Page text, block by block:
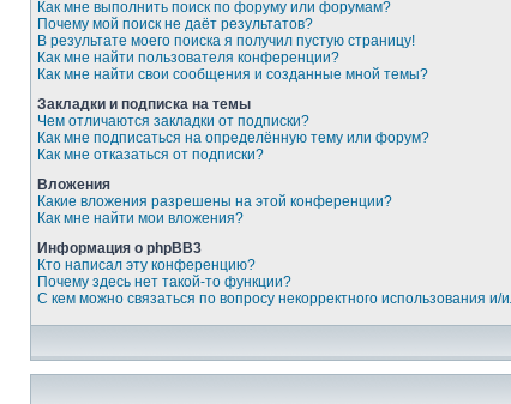
Как мне выполнить поиск по форуму или форумам?
Почему мой поиск не даёт результатов?
В результате моего поиска я получил пустую страницу!
Как мне найти пользователя конференции?
Как мне найти свои сообщения и созданные мной темы?
Закладки и подписка на темы
Чем отличаются закладки от подписки?
Как мне подписаться на определённую тему или форум?
Как мне отказаться от подписки?
Вложения
Какие вложения разрешены на этой конференции?
Как мне найти мои вложения?
Информация о phpBB3
Кто написал эту конференцию?
Почему здесь нет такой-то функции?
С кем можно связаться по вопросу некорректного использования